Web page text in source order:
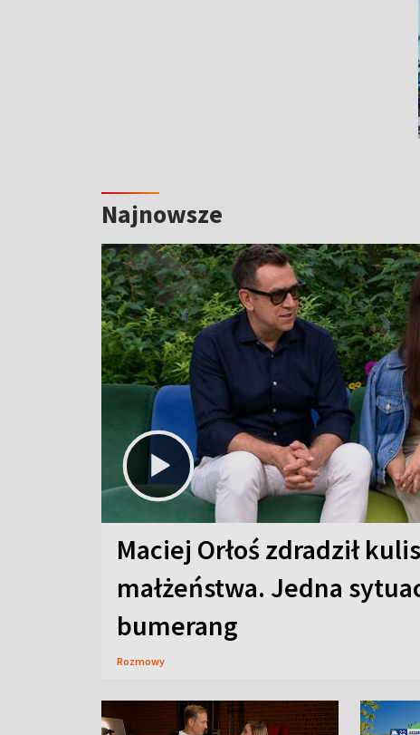
Najnowsze
Maciej Orłoś zdradził
małżeństwa. Jedna
bumerang
Rozmowy